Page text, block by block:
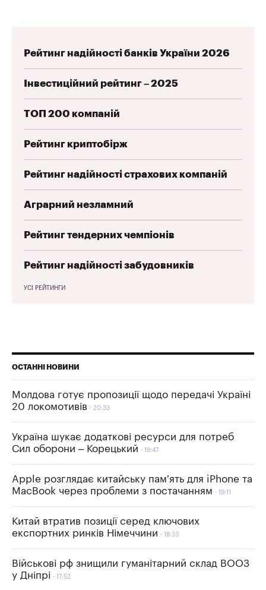
Рейтинг надійності банків України 2026
Інвестиційний рейтинг – 2025
ТОП 200 компаній
Рейтинг криптобірж
Рейтинг надійності страхових компаній
Аграрний незламний
Рейтинг тендерних чемпіонів
Рейтинг надійності забудовників
УСІ РЕЙТИНГИ
ОСТАННІ НОВИНИ
Молдова готує пропозиції щодо передачі Україні
20 локомотивів
20:33
Україна шукає додаткові ресурси для потреб
Сил оборони – Корецький
19:47
Apple розглядає китайську пам’ять для iPhone та
MacBook через проблеми з постачанням
19:11
Китай втратив позиції серед ключових
експортних ринків Німеччини
18:33
Військові рф знищили гуманітарний склад ВООЗ
у Дніпрі
17:52